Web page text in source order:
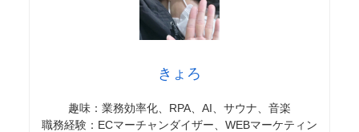
きょろ
趣味：業務効率化、RPA、AI、サウナ、音楽
職務経験：ECマーチャンダイザー、WEBマーケティン